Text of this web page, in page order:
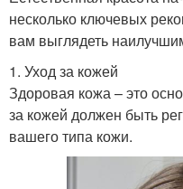
несколько ключевых
вам выглядеть
1. Уход за кожей
Здоровая кожа – это
за кожей должен быть
вашего типа кожи.